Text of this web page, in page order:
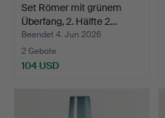
Set Römer mit grünem
Überfang, 2. Hälfte 2…
Beendet 4. Jun 2026
2 Gebote
104 USD